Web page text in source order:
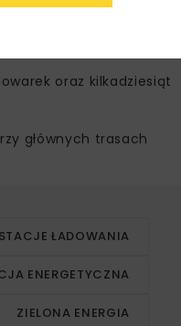
oraz kilkadziesiąt
głównych trasach
STACJE ŁADOWANIA
ENERGETYCZNA
ZIELONA ENERGIA